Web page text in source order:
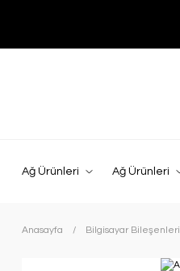
Ağ Ürünleri Ağ Ürünleri
Anasayfa Bilgisayar Bileşenleri